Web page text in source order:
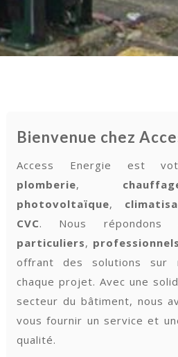
Bienvenue chez
Access Energie est
plomberie,
photovoltaïque,
CVC. Nous répondons
particuliers, professionnels
offrant des solutions sur
chaque projet. Avec une
secteur du bâtiment, nous
vous fournir un service et
qualité.